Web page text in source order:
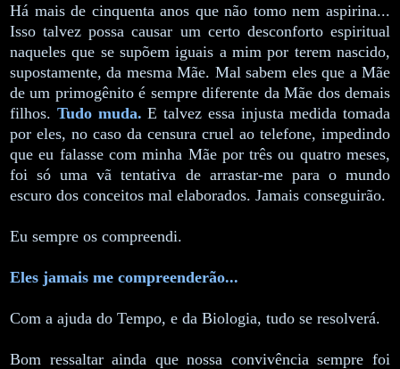
Há mais de cinquenta anos que não tomo nem aspirina...
Isso talvez possa causar um certo desconforto espiritual
naqueles que se supõem iguais a mim por terem nascido,
supostamente, da mesma Mãe. Mal sabem eles que a Mãe
de um primogênito é sempre diferente da Mãe dos demais
filhos. Tudo muda. E talvez essa injusta medida tomada
por eles, no caso da censura cruel ao telefone, impedindo
que eu falasse com minha Mãe por três ou quatro meses,
foi só uma vã tentativa de arrastar-me para o mundo
escuro dos conceitos mal elaborados. Jamais conseguirão.
Eu sempre os compreendi.
Eles jamais me compreenderão...
Com a ajuda do Tempo, e da Biologia, tudo se resolverá.
Bom ressaltar ainda que nossa convivência sempre foi